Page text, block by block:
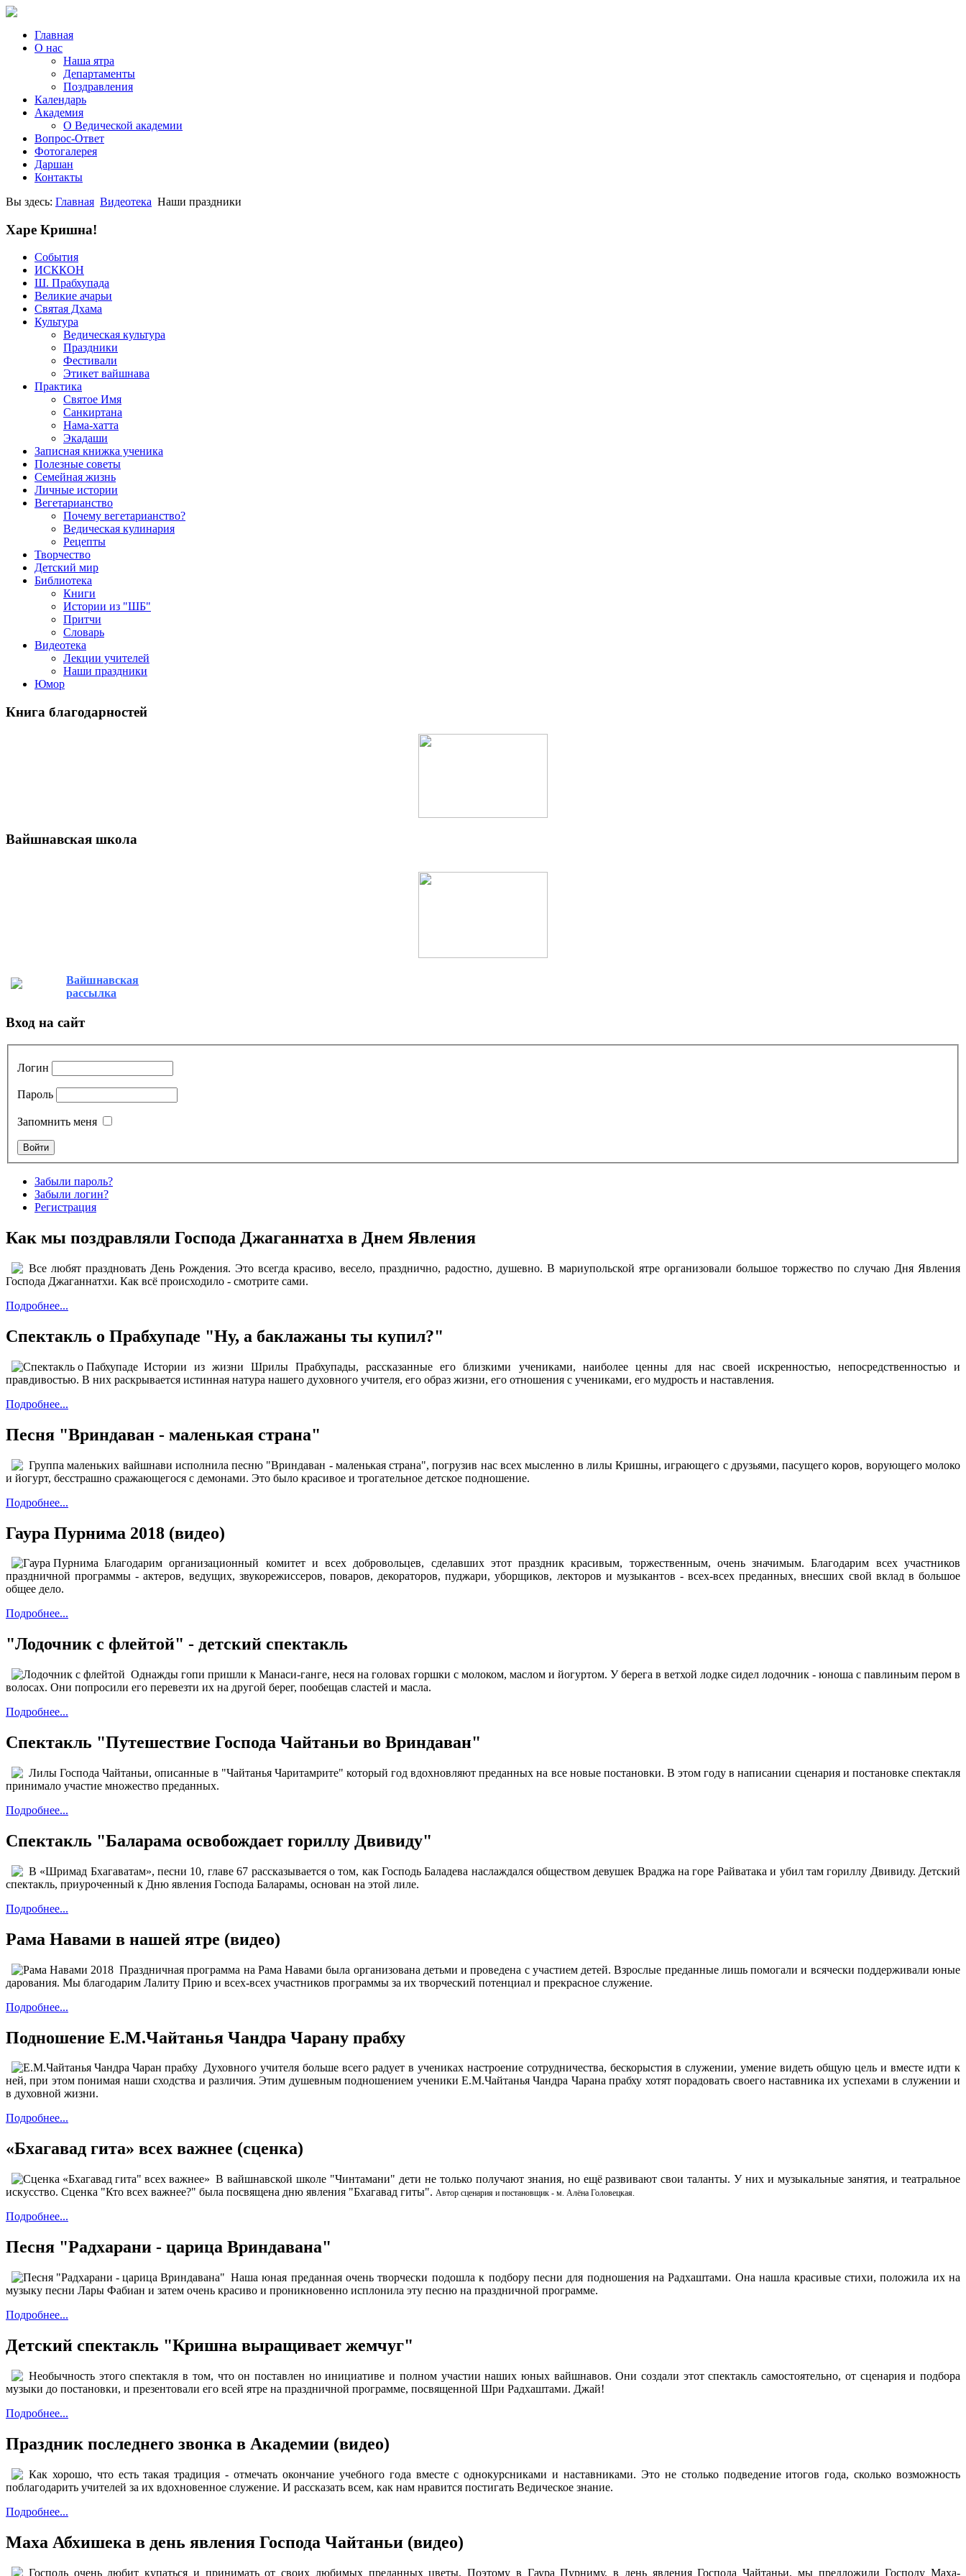
Главная
О нас
Наша ятра
Департаменты
Поздравления
Календарь
Академия
О Ведической академии
Вопрос-Ответ
Фотогалерея
Даршан
Контакты
Вы здесь: Главная Видеотека Наши праздники
Харе Кришна!
События
ИСККОН
Ш. Прабхупада
Великие ачарьи
Святая Дхама
Культура
Ведическая культура
Праздники
Фестивали
Этикет вайшнава
Практика
Святое Имя
Санкиртана
Нама-хатта
Экадаши
Записная книжка ученика
Полезные советы
Семейная жизнь
Личные истории
Вегетарианство
Почему вегетарианство?
Ведическая кулинария
Рецепты
Творчество
Детский мир
Библиотека
Книги
Истории из "ШБ"
Притчи
Словарь
Видеотека
Лекции учителей
Наши праздники
Юмор
Книга благодарностей
Вайшнавская школа
Вайшнавская
рассылка
Вход на сайт
Логин
Пароль
Запомнить меня
Забыли пароль?
Забыли логин?
Регистрация
Как мы поздравляли Господа Джаганнатха в Днем Явления
Все любят праздновать День Рождения. Это всегда красиво, весело, празднично, радостно, душевно. В мариупольской ятре организовали большое торжество по случаю Дня Явления
Господа Джаганнатхи. Как всё происходило - смотрите сами.
Подробнее...
Спектакль о Прабхупаде "Ну, а баклажаны ты купил?"
Истории из жизни Шрилы Прабхупады, рассказанные его близкими учениками, наиболее ценны для нас своей искренностью, непосредственностью и
правдивостью. В них раскрывается истинная натура нашего духовного учителя, его образ жизни, его отношения с учениками, его мудрость и наставления.
Подробнее...
Песня "Вриндаван - маленькая страна"
Группа маленьких вайшнави исполнила песню "Вриндаван - маленькая страна", погрузив нас всех мысленно в лилы Кришны, играющего с друзьями, пасущего коров, ворующего молоко
и йогурт, бесстрашно сражающегося с демонами. Это было красивое и трогательное детское подношение.
Подробнее...
Гаура Пурнима 2018 (видео)
Благодарим организационный комитет и всех добровольцев, сделавших этот праздник красивым, торжественным, очень значимым. Благодарим всех участников
праздничной программы - актеров, ведущих, звукорежиссеров, поваров, декораторов, пуджари, уборщиков, лекторов и музыкантов - всех-всех преданных, внесших свой вклад в большое
общее дело.
Подробнее...
"Лодочник с флейтой" - детский спектакль
Однажды гопи пришли к Манаси-ганге, неся на головах горшки с молоком, маслом и йогуртом. У берега в ветхой лодке сидел лодочник - юноша с павлиньим пером в
волосах. Они попросили его перевезти их на другой берег, пообещав сластей и масла.
Подробнее...
​Спектакль "Путешествие Господа Чайтаньи во Вриндаван"
Лилы Господа Чайтаньи, описанные в "Чайтанья Чаритамрите" который год вдохновляют преданных на все новые постановки. В этом году в написании сценария и постановке спектакля
принимало участие множество преданных.
Подробнее...
Спектакль "Баларама освобождает гориллу Двивиду"
В «Шримад Бхагаватам», песни 10, главе 67 рассказывается о том, как Господь Баладева наслаждался обществом девушек Враджа на горе Райватака и убил там гориллу Двивиду. Детский
спектакль, приуроченный к Дню явления Господа Баларамы, основан на этой лиле.
Подробнее...
Рама Навами в нашей ятре (видео)
Праздничная программа на Рама Навами была организована детьми и проведена с участием детей. Взрослые преданные лишь помогали и всячески поддерживали юные
дарования. Мы благодарим Лалиту Прию и всех-всех участников программы за их творческий потенциал и прекрасное служение.
Подробнее...
Подношение Е.М.Чайтанья Чандра Чарану прабху
Духовного учителя больше всего радует в учениках настроение сотрудничества, бескорыстия в служении, умение видеть общую цель и вместе идти к
ней, при этом понимая наши сходства и различия. Этим душевным подношением ученики Е.М.Чайтанья Чандра Чарана прабху хотят порадовать своего наставника их успехами в служении и
в духовной жизни.
Подробнее...
«Бхагавад гита» всех важнее (сценка)
В вайшнавской школе "Чинтамани" дети не только получают знания, но ещё развивают свои таланты.У них и музыкальные занятия, и театральное
искусство. Сценка "Кто всех важнее?" была посвящена дню явления "Бхагавад гиты". Автор сценария и постановщик - м. Алёна Головецкая.
Подробнее...
Песня "Радхарани - царица Вриндавана"
Наша юная преданная очень творчески подошла к подбору песни для подношения на Радхаштами. Она нашла красивые стихи, положила их на
музыку песни Лары Фабиан и затем очень красиво и проникновенно исплонила эту песню на праздничной программе.
Подробнее...
Детский спектакль "Кришна выращивает жемчуг"
Необычность этого спектакля в том, что он поставлен но инициативе и полном участии наших юных вайшнавов. Они создали этот спектакль самостоятельно, от сценария и подбора
музыки до постановки, и презентовали его всей ятре на праздничной программе, посвященной Шри Радхаштами. Джай!
Подробнее...
Праздник последнего звонка в Академии (видео)
Как хорошо, что есть такая традиция - отмечать окончание учебного года вместе с однокурсниками и наставниками. Это не столько подведение итогов года, сколько возможность
поблагодарить учителей за их вдохновенное служение. И рассказать всем, как нам нравится постигать Ведическое знание.
Подробнее...
Маха Абхишека в день явления Господа Чайтаньи (видео)
Господь очень любит купаться и принимать от своих любимых преданных цветы. Поэтому в Гаура Пурниму, в день явления Господа Чайтаньи, мы предложили Господу Маха-